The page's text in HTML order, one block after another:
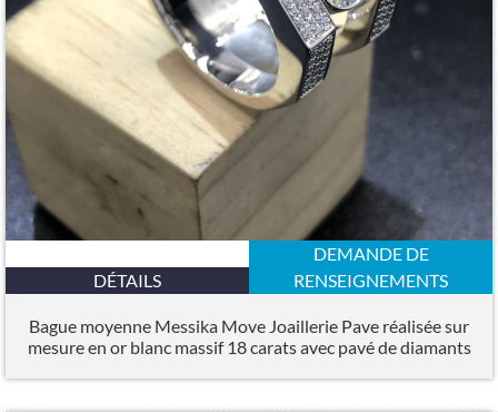
DÉTAILS
DEMANDE DE
RENSEIGNEMENTS
Bague moyenne Messika Move Joaillerie Pave réalisée sur
mesure en or blanc massif 18 carats avec pavé de diamants